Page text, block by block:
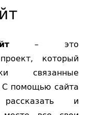
– это
который
связанные
помощью сайта
и